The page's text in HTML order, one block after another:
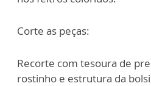
Corte as peças:
Recorte com tesoura de
rostinho e estrutura da